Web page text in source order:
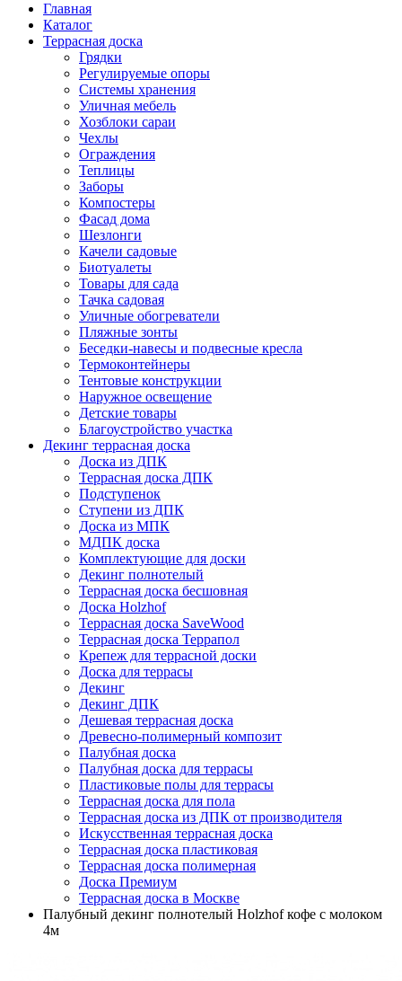
Главная
Каталог
Террасная доска
Грядки
Регулируемые опоры
Системы хранения
Уличная мебель
Хозблоки сараи
Чехлы
Ограждения
Теплицы
Заборы
Компостеры
Фасад дома
Шезлонги
Качели садовые
Биотуалеты
Товары для сада
Тачка садовая
Уличные обогреватели
Пляжные зонты
Беседки-навесы и подвесные кресла
Термоконтейнеры
Тентовые конструкции
Наружное освещение
Детские товары
Благоустройство участка
Декинг террасная доска
Доска из ДПК
Террасная доска ДПК
Подступенок
Ступени из ДПК
Доска из МПК
МДПК доска
Комплектующие для доски
Декинг полнотелый
Террасная доска бесшовная
Доска Holzhof
Террасная доска SaveWood
Террасная доска Террапол
Крепеж для террасной доски
Доска для террасы
Декинг
Декинг ДПК
Дешевая террасная доска
Древесно-полимерный композит
Палубная доска
Палубная доска для террасы
Пластиковые полы для террасы
Террасная доска для пола
Террасная доска из ДПК от производителя
Искусственная террасная доска
Террасная доска пластиковая
Террасная доска полимерная
Доска Премиум
Террасная доска в Москве
Палубный декинг полнотелый Holzhof кофе с молоком
4м